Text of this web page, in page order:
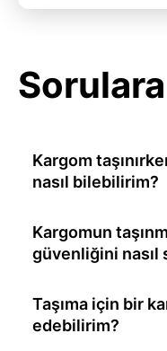
Kargom
nasıl bilebilirim?
Kargomun
güvenliğini nasıl
Taşıma için bir
edebilirim?